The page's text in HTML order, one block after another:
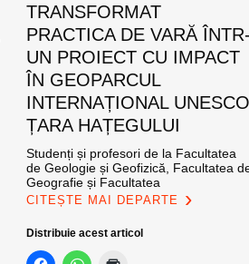
TRANSFORMAT
PRACTICA DE VARĂ
UN PROIECT CU IMPACT
ÎN GEOPARCUL
INTERNAȚIONAL
ȚARA HAȚEGULUI
Studenți și profesori de la Facultatea
de Geologie și Geofizică, Facultatea
Geografie și Facultatea
CITEȘTE MAI DEPARTE
Distribuie acest articol